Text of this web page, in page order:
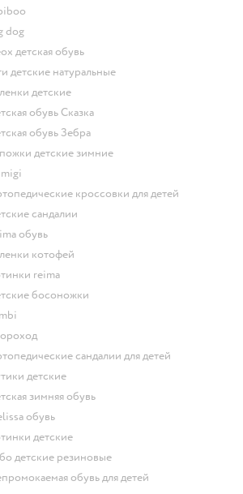
dog
детская обувь
детские натуральные
детские
обувь Сказка
обувь Зебра
детские зимние
кроссовки для детей
сандалии
обувь
котофей
reima
босоножки
сандалии для детей
детские
зимняя обувь
обувь
детские
детские резиновые
обувь для детей